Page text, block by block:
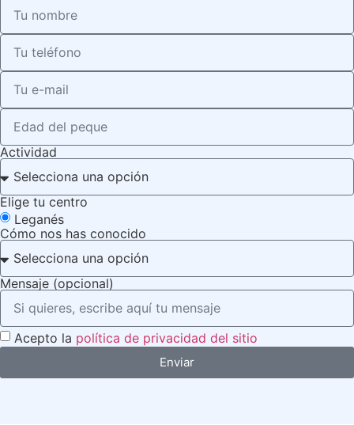
Actividad
Elige tu centro
Leganés
Cómo nos has conocido
Mensaje (opcional)
Acepto la política de privacidad del sitio
Enviar